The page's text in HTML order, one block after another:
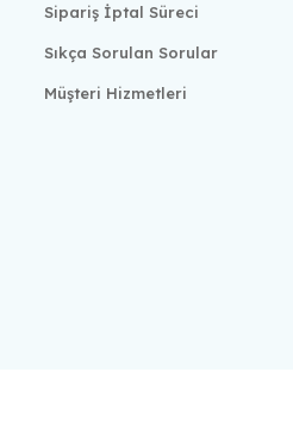
Sipariş İptal Süreci
Sıkça Sorulan Sorular
Müşteri Hizmetleri